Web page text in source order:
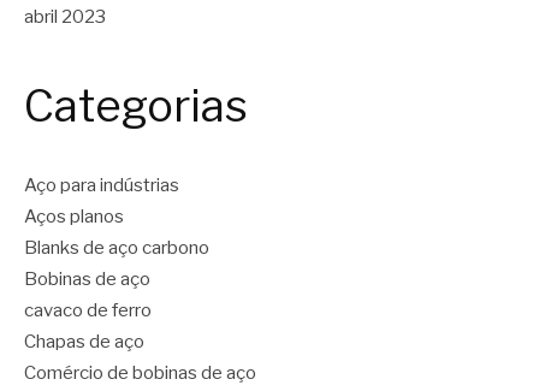
abril 2023
Categorias
Aço para indústrias
Aços planos
Blanks de aço carbono
Bobinas de aço
cavaco de ferro
Chapas de aço
Comércio de bobinas de aço